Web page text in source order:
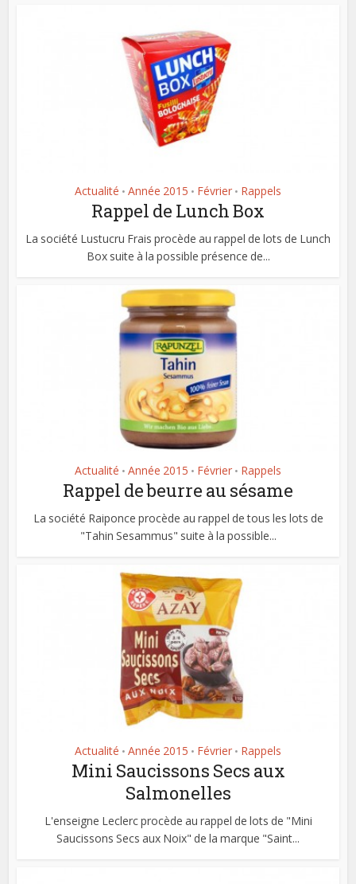
Actualité • Année 2015 • Février • Rappels
Rappel de Lunch Box
La société Lustucru Frais procède au rappel de lots de Lunch
Box suite à la possible présence de...
Actualité • Année 2015 • Février • Rappels
Rappel de beurre au sésame
La société Raiponce procède au rappel de tous les lots de
"Tahin Sesammus" suite à la possible...
Actualité • Année 2015 • Février • Rappels
Mini Saucissons Secs aux
Salmonelles
L'enseigne Leclerc procède au rappel de lots de "Mini
Saucissons Secs aux Noix" de la marque "Saint...